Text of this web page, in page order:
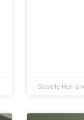
Gisselle